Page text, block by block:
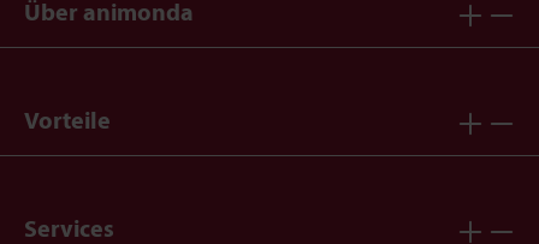
Über animonda
Vorteile
Services